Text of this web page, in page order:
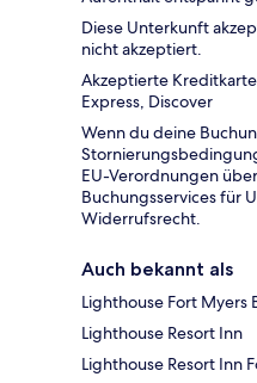
Diese Unterkunft
nicht akzeptiert.
Akzeptierte
Express, Discover
Wenn du deine
EU-Verordnungen
Buchungsservices für
Widerrufsrecht.
Auch bekannt als
Lighthouse Fort Myers
Lighthouse Resort Inn
Lighthouse Resort Inn